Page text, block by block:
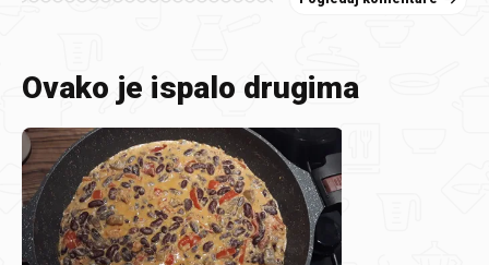
Ovako je ispalo drugima